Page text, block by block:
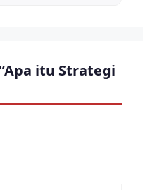
itu Strategi